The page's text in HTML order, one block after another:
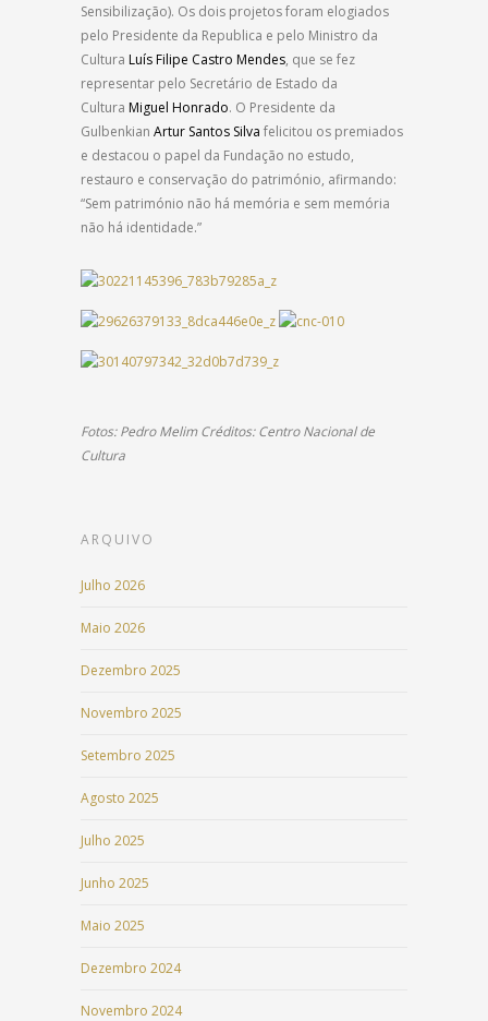
Sensibilização). Os dois projetos foram elogiados
pelo Presidente da Republica e pelo Ministro da
Cultura Luís Filipe Castro Mendes, que se fez
representar pelo Secretário de Estado da
Cultura Miguel Honrado. O Presidente da
Gulbenkian Artur Santos Silva felicitou os premiados
e destacou o papel da Fundação no estudo,
restauro e conservação do património, afirmando:
“Sem património não há memória e sem memória
não há identidade.”
Fotos: Pedro Melim Créditos: Centro Nacional de
Cultura
ARQUIVO
Julho 2026
Maio 2026
Dezembro 2025
Novembro 2025
Setembro 2025
Agosto 2025
Julho 2025
Junho 2025
Maio 2025
Dezembro 2024
Novembro 2024